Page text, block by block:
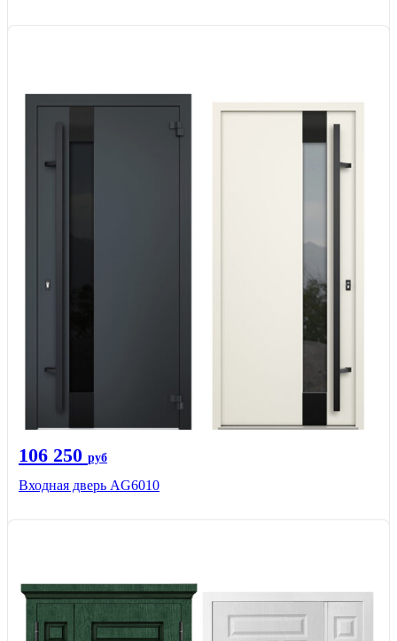
106 250 руб
Входная дверь AG6010